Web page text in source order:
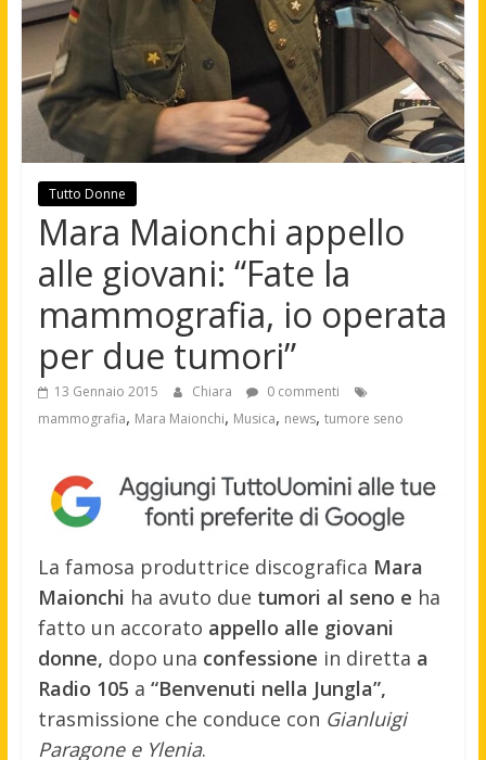
Tutto Donne
Mara Maionchi appello
alle giovani: “Fate la
mammografia, io operata
per due tumori”
13 Gennaio 2015 Chiara
0 commenti
mammografia, Mara Maionchi, Musica, news, tumore seno
La famosa produttrice discografica Mara
Maionchi ha avuto due tumori al seno e ha
fatto un accorato appello alle giovani
donne, dopo una confessione in diretta a
Radio 105 a “Benvenuti nella Jungla”,
trasmissione che conduce con Gianluigi
Paragone e Ylenia.